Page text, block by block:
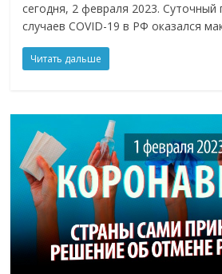
сегодня, 2 февраля 2023. Суточный
случаев COVID-19 в РФ оказался
Читать дальше